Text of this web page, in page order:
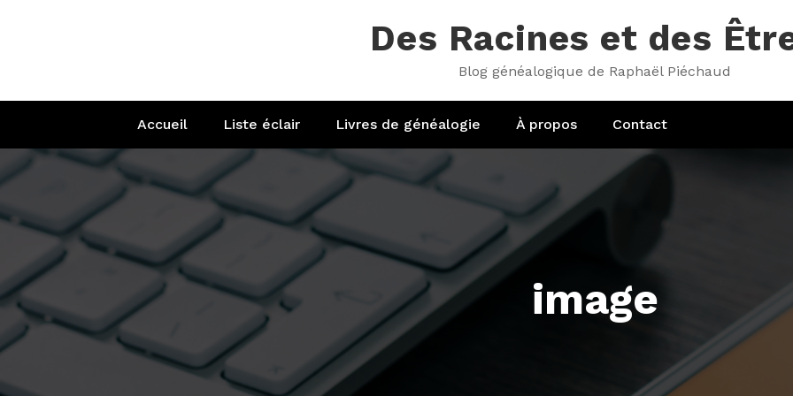
Des Racines et des
Blog généalogique de Raphaël Piéchaud
Accueil Liste éclair Livres de généalogie À propos Contact
image